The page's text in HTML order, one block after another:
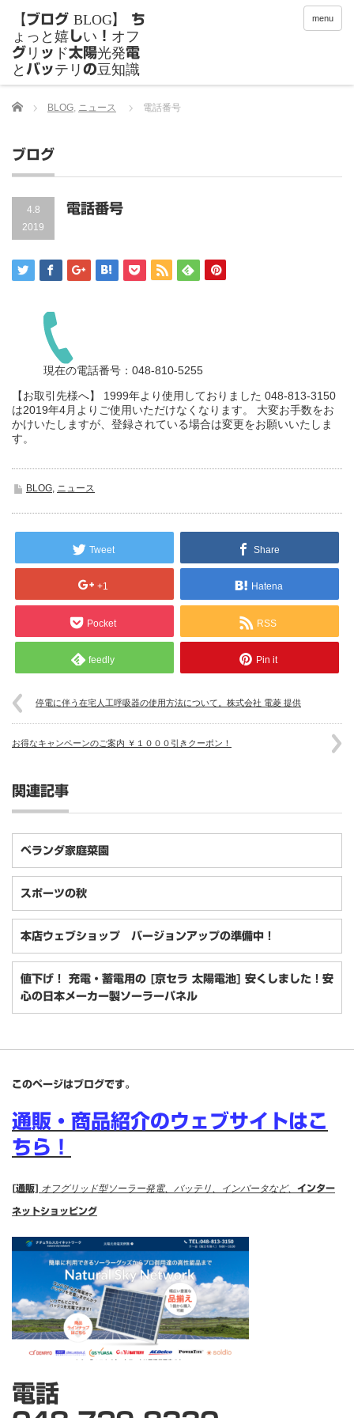
menu
Home BLOG, ニュース 電話番号
ブログ
4.8
2019
電話番号
現在の電話番号：048-810-5255
【お取引先様へ】 1999年より使用しておりました 048-813-3150
は2019年4月よりご使用いただけなくなります。 大変お手数をお
かけいたしますが、登録されている場合は変更をお願いいたしま
す。
BLOG, ニュース
Tweet Share
+1 Hatena
Pocket RSS
feedly Pin it
停電に伴う在宅人工呼吸器の使用方法について。株式会社 電菱 提供
お得なキャンペーンのご案内 ￥１０００引きクーポン！
関連記事
ベランダ家庭菜園
スポーツの秋
本店ウェブショップ バージョンアップの準備中！
値下げ！ 充電・蓄電用の [京セラ 太陽電池] 安くしました！安
心の日本メーカー製ソーラーパネル
このページはブログです。
通販・商品紹介のウェブサイトはこ
ちら！
[通販] オフグリッド型ソーラー発電、バッテリ、インバータなど、 インター
ネットショッピング
電話